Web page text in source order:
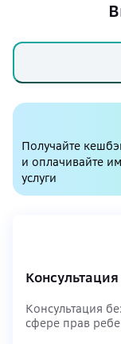
Получайте
и оплачивайте
услуги
Консультация
Консультация
сфере прав